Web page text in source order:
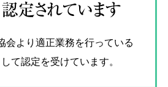
認定されています
会より適正業務を行っている
て認定を受けています。